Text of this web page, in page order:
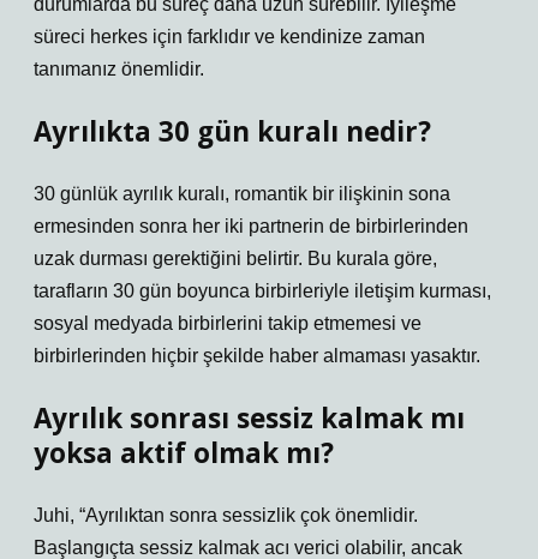
durumlarda bu süreç daha uzun sürebilir. İyileşme
süreci herkes için farklıdır ve kendinize zaman
tanımanız önemlidir.
Ayrılıkta 30 gün kuralı nedir?
30 günlük ayrılık kuralı, romantik bir ilişkinin sona
ermesinden sonra her iki partnerin de birbirlerinden
uzak durması gerektiğini belirtir. Bu kurala göre,
tarafların 30 gün boyunca birbirleriyle iletişim kurması,
sosyal medyada birbirlerini takip etmemesi ve
birbirlerinden hiçbir şekilde haber almaması yasaktır.
Ayrılık sonrası sessiz kalmak mı
yoksa aktif olmak mı?
Juhi, “Ayrılıktan sonra sessizlik çok önemlidir.
Başlangıçta sessiz kalmak acı verici olabilir, ancak